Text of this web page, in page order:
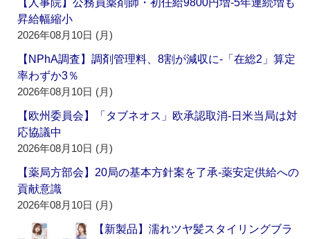
【人事院】公務員薬剤師・初任給9800円増‐5年連続増も
昇給幅縮小
2026年08月10日 (月)
【NPhA調査】調剤管理料、8割が減収に‐「在総2」算定
率わずか3％
2026年08月10日 (月)
【欧州委員会】「タブネオス」欧承認取消‐日米当局は対
応協議中
2026年08月10日 (月)
【薬局方部会】20局の基本方針案を了承‐薬安定供給への
貢献意識
2026年08月10日 (月)
【新製品】濡れツヤ髪スタイリングブラ